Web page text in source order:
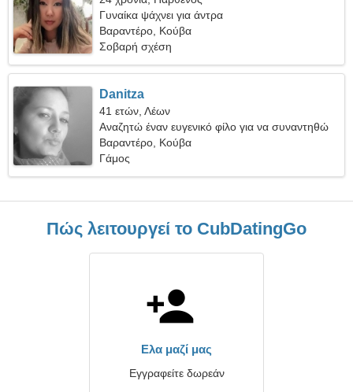
Γυναίκα ψάχνει για άντρα
Βαραντέρο, Κούβα
Σοβαρή σχέση
Danitza
41 ετών, Λέων
Αναζητώ έναν ευγενικό φίλο για να συναντηθώ
Βαραντέρο, Κούβα
Γάμος
Πώς λειτουργεί το CubDatingGo
Ελα μαζί μας
Εγγραφείτε δωρεάν